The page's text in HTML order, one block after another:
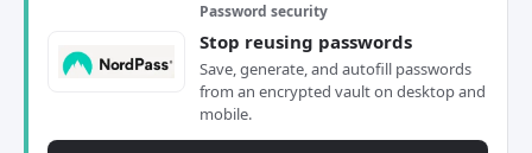
Password security
Stop reusing passwords
Save, generate, and autofill passwords
from an encrypted vault on desktop and
mobile.